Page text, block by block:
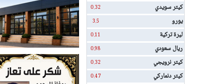
كيتر سويدي 0.32
يورو 3.5
ليرة تركية 0.11
ريال سعودي 0.98
كيتر نرويجي 0.32
كيتر دنماركي 0.47